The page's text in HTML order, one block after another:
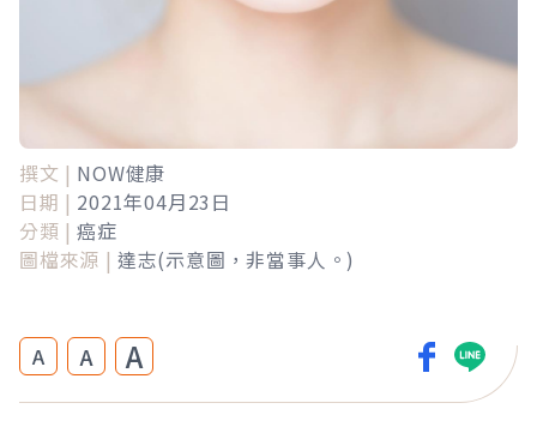
撰文 | NOW健康
日期 | 2021年04月23日
分類 | 癌症
圖檔來源 | 達志(示意圖，非當事人。)
A A A